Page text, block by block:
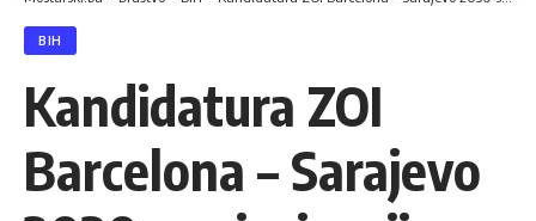
BIH
Kandidatura ZOI
Barcelona – Sarajevo